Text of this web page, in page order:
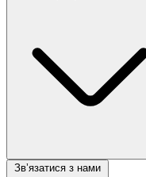
Звʼязатися з нами